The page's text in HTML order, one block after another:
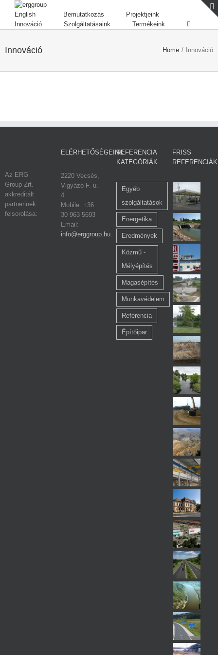
English Bemutatkozás
Projektjeink
Innováció
Szolgáltatásaink Termékeink
Innováció Home / Innováció
Az ERG
Group Zrt.
akkreditált
partnerinek
felsorolása:
ELÉRHETŐSÉGEINK
2220 Vecsés,
Vigyázó F. u.
4.
Mobile: +36
30 963 5693
Email:
info@erggroup.hu.
REFERENCIA
KATEGÓRIÁK
Egyéb
szolgáltatások
Energetika
Eredmények
Közmű -
Mélyépítés
Magasépítés
Munkavédelem
Referencia
Építőipar
FRISS
REFERENCIÁK